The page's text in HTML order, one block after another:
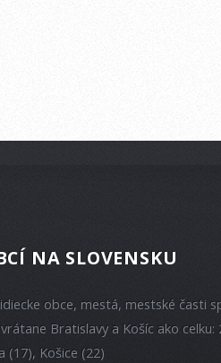
NA SLOVENSKU
obce, mestá, mestské časti
Bratislavy a Košíc ako celku:
(17), Košice (22)